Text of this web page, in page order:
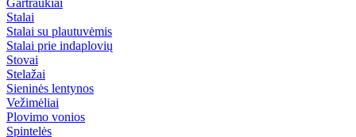
Gartraukiai
Stalai
Stalai su plautuvėmis
Stalai prie indaplovių
Stovai
Stelažai
Sieninės lentynos
Vežimėliai
Plovimo vonios
Spintelės